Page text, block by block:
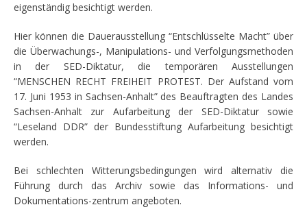
eigenständig besichtigt werden.
Hier können die Dauerausstellung “Entschlüsselte Macht” über
die Überwachungs-, Manipulations- und Verfolgungsmethoden
in der SED-Diktatur, die temporären Ausstellungen
“MENSCHEN RECHT FREIHEIT PROTEST. Der Aufstand vom
17. Juni 1953 in Sachsen-Anhalt” des Beauftragten des Landes
Sachsen-Anhalt zur Aufarbeitung der SED-Diktatur sowie
“Leseland DDR” der Bundesstiftung Aufarbeitung besichtigt
werden.
Bei schlechten Witterungsbedingungen wird alternativ die
Führung durch das Archiv sowie das Informations- und
Dokumentations-zentrum angeboten.